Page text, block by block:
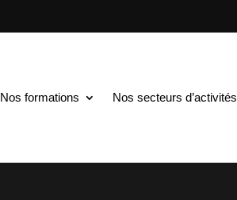
Nos formations Nos secteurs d’activités